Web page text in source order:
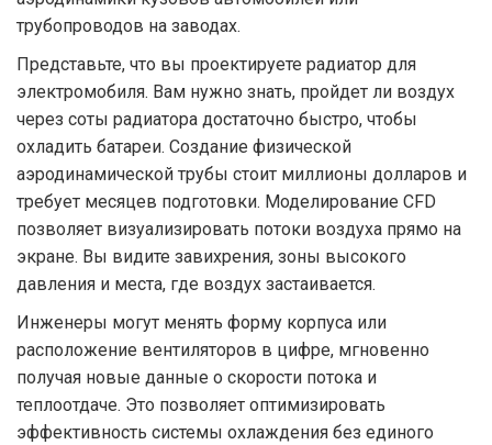
трубопроводов на заводах.
Представьте, что вы проектируете радиатор для
электромобиля. Вам нужно знать, пройдет ли воздух
через соты радиатора достаточно быстро, чтобы
охладить батареи. Создание физической
аэродинамической трубы стоит миллионы долларов и
требует месяцев подготовки. Моделирование CFD
позволяет визуализировать потоки воздуха прямо на
экране. Вы видите завихрения, зоны высокого
давления и места, где воздух застаивается.
Инженеры могут менять форму корпуса или
расположение вентиляторов в цифре, мгновенно
получая новые данные о скорости потока и
теплоотдаче. Это позволяет оптимизировать
эффективность системы охлаждения без единого